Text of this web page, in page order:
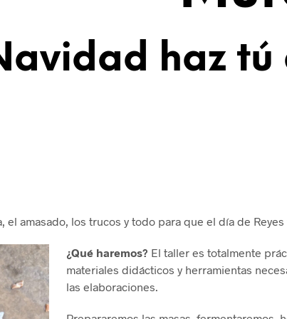
haz tú
el amasado, los trucos y todo para que el día de
¿Qué haremos? El taller es totalmente
materiales didácticos y herramientas
las elaboraciones.